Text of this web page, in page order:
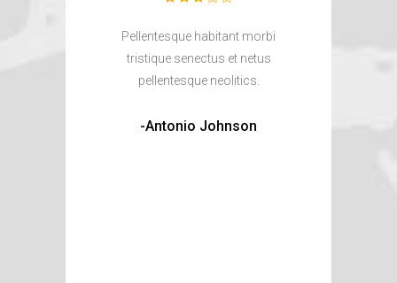
Pellentesque habitant morbi
tristique senectus et netus
pellentesque neolitics.
-Antonio Johnson